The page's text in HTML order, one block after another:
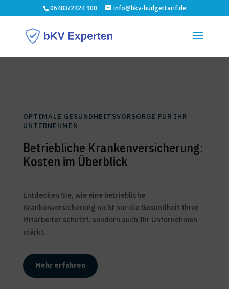
06483/2424 900 info@bkv-budgettarif.de
OPTIMALE GESUNDHEITSVORSORGE FÜR IHR
UNTERNEHMEN
Betriebliche Krankenversicherung:
Kosten im Überblick
Entdecken Sie, wie eine betriebliche
Krankenversicherung nicht nur die Gesundheit Ihrer
Mitarbeiter schützt, sondern auch Ihr Unternehmen
stärkt.
Mehr erfahren